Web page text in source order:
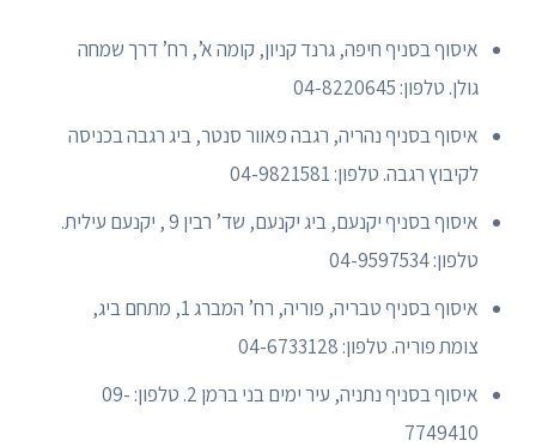
איסוף בסניף חיפה, גרנד קניון, קומה א’, רח’ דרך שמחה
גולן. טלפון: 04-8220645
איסוף בסניף נהריה, רגבה פאוור סנטר, ביג רגבה בכניסה
לקיבוץ רגבה. טלפון: 04-9821581
איסוף בסניף יקנעם, ביג יקנעם, שד’ רבין 9 , יקנעם עילית.
טלפון: 04-9597534
איסוף בסניף טבריה, פוריה, רח’ המברג 1, מתחם ביג,
צומת פוריה. טלפון: 04-6733128
איסוף בסניף נתניה, עיר ימים בני ברמן 2. טלפון: 09-
7749410